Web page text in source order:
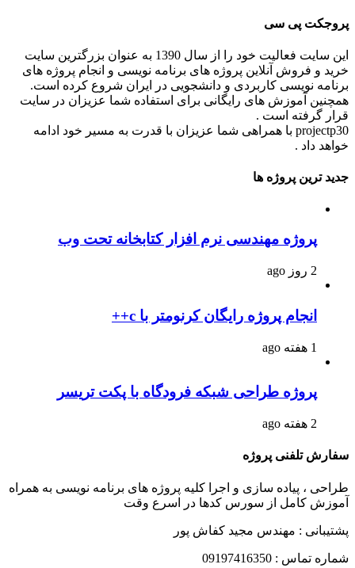
پروجکت پی سی
این سایت فعالیت خود را از سال 1390 به عنوان بزرگترین سایت
خرید و فروش آنلاین پروژه های برنامه نویسی و انجام پروژه های
برنامه نویسی کاربردی و دانشجویی در ایران شروع کرده است.
همچنین آموزش های رایگانی برای استفاده شما عزیزان در سایت
قرار گرفته است .
projectp30 با همراهی شما عزیزان با قدرت به مسیر خود ادامه
خواهد داد .
جدید ترین پروژه ها
پروژه مهندسی نرم افزار کتابخانه تحت وب
2 روز ago
انجام پروژه رایگان کرنومتر با c++
1 هفته ago
پروژه طراحی شبکه فرودگاه با پکت تریسر
2 هفته ago
سفارش تلفنی پروژه
طراحی ، پیاده سازی و اجرا کلیه پروژه های برنامه نویسی به همراه
آموزش کامل از سورس کدها در اسرع وقت
پشتیبانی : مهندس مجید کفاش پور
شماره تماس : 09197416350